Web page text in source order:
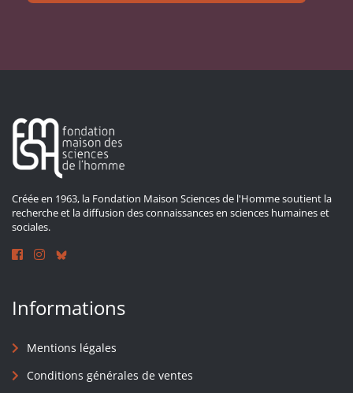
Créée en 1963, la Fondation Maison Sciences de l'Homme soutient la
recherche et la diffusion des connaissances en sciences humaines et
sociales.
Informations
Mentions légales
Conditions générales de ventes